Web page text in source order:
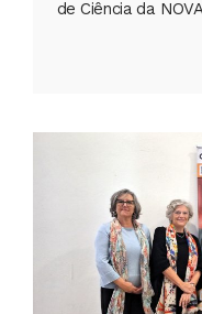
de Ciência da